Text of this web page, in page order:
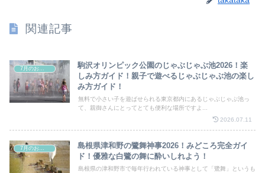
関連記事
駒沢オリンピック公園のじゃぶじゃぶ池2026！楽
しみ方ガイド！親子で遊べるじゃぶじゃぶ池の楽し
み方ガイド！
無料で小さい子を遊ばせられる東京都内にあるじゃぶじゃぶ池っ
て、親御さんにとってとても便利な場所ですよ...
2026.07.11
7月のお祭り
島根県津和野の鷺舞神事2026！みどころ完全ガイ
ド！優雅な白鷺の舞に酔いしれよう！
島根県の津和野市で毎年行われている神事として「鷺舞」というも